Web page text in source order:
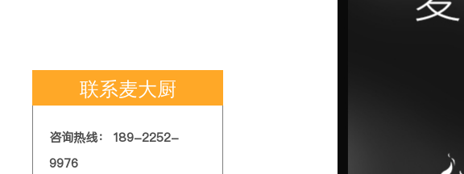
联系麦大厨
咨询热线： 189-2252-
9976